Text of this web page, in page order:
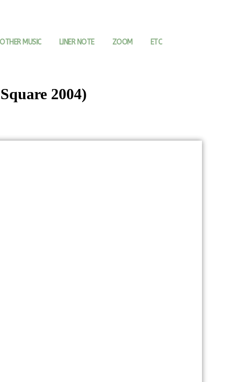
OTHER MUSIC LINER NOTE ZOOM ETC
2004)